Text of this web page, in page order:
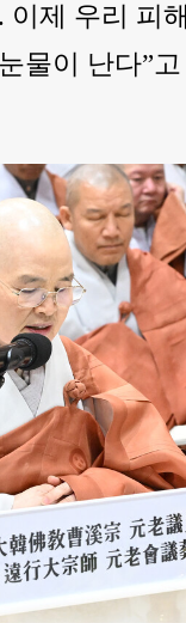
이제 우리 피
물이 난다”